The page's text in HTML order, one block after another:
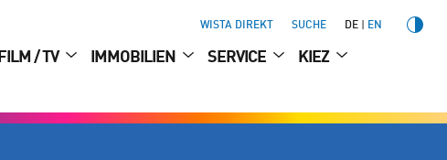
WISTA DIREKT SUCHE DE EN
FILM / TV IMMOBILIEN SERVICE KIEZ